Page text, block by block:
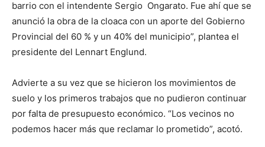
barrio con el intendente Sergio Ongarato. Fue ahí que se
anunció la obra de la cloaca con un aporte del Gobierno
Provincial del 60 % y un 40% del municipio”, plantea el
presidente del Lennart Englund.
Advierte a su vez que se hicieron los movimientos de
suelo y los primeros trabajos que no pudieron continuar
por falta de presupuesto económico. “Los vecinos no
podemos hacer más que reclamar lo prometido”, acotó.